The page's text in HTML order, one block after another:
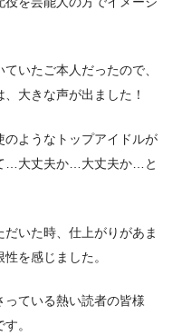
いたご本⼈だったので、
⼤きな声が出ました！
ようなトップアイドルが
…⼤丈夫か…⼤丈夫か…と
いた時、仕上がりがあま
を感じました。
ている熱い読者の皆様
。